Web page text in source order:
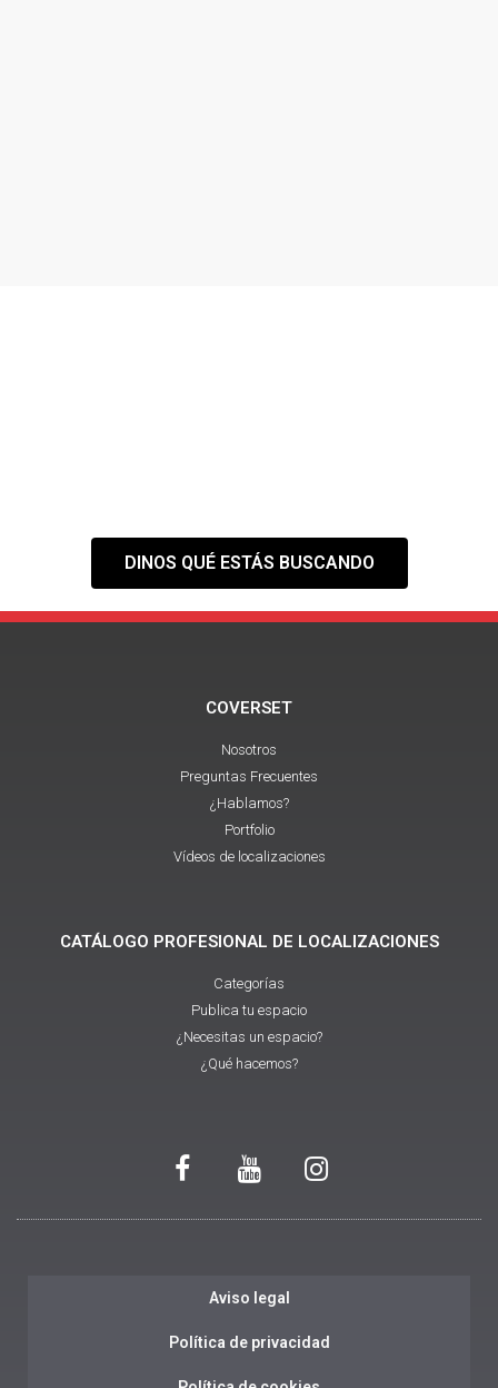
DINOS QUÉ ESTÁS BUSCANDO
COVERSET
Nosotros
Preguntas Frecuentes
¿Hablamos?
Portfolio
Vídeos de localizaciones
CATÁLOGO PROFESIONAL DE LOCALIZACIONES
Categorías
Publica tu espacio
¿Necesitas un espacio?
¿Qué hacemos?
Aviso legal
Política de privacidad